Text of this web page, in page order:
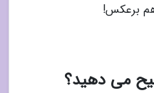
هم برعکس!
می دهید؟